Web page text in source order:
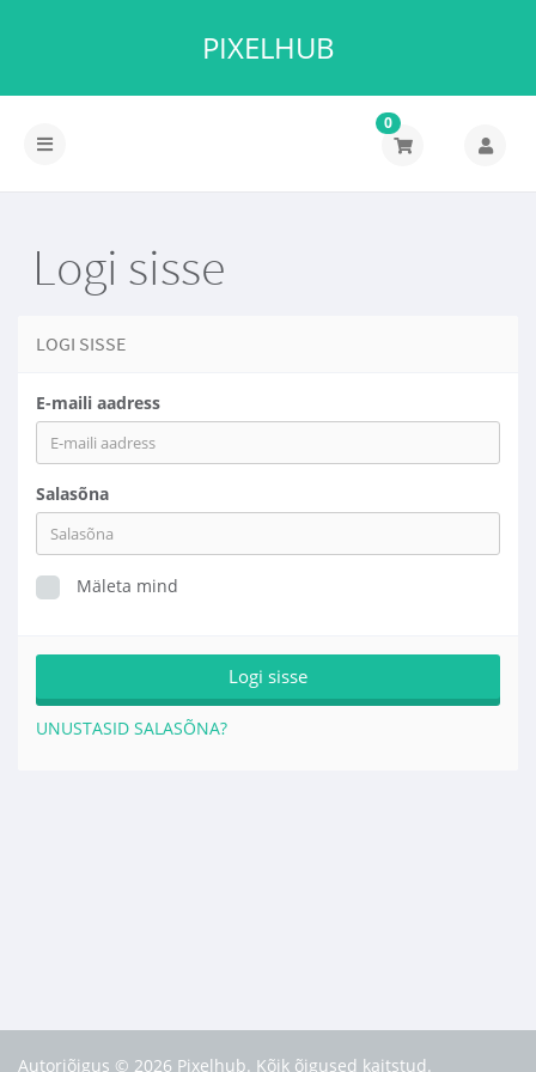
PIXELHUB
Lülitage
0
Logi sisse
LOGI SISSE
E-maili aadress
Salasõna
Mäleta mind
UNUSTASID SALASÕNA?
Autoriõigus © 2026 Pixelhub. Kõik õigused kaitstud.